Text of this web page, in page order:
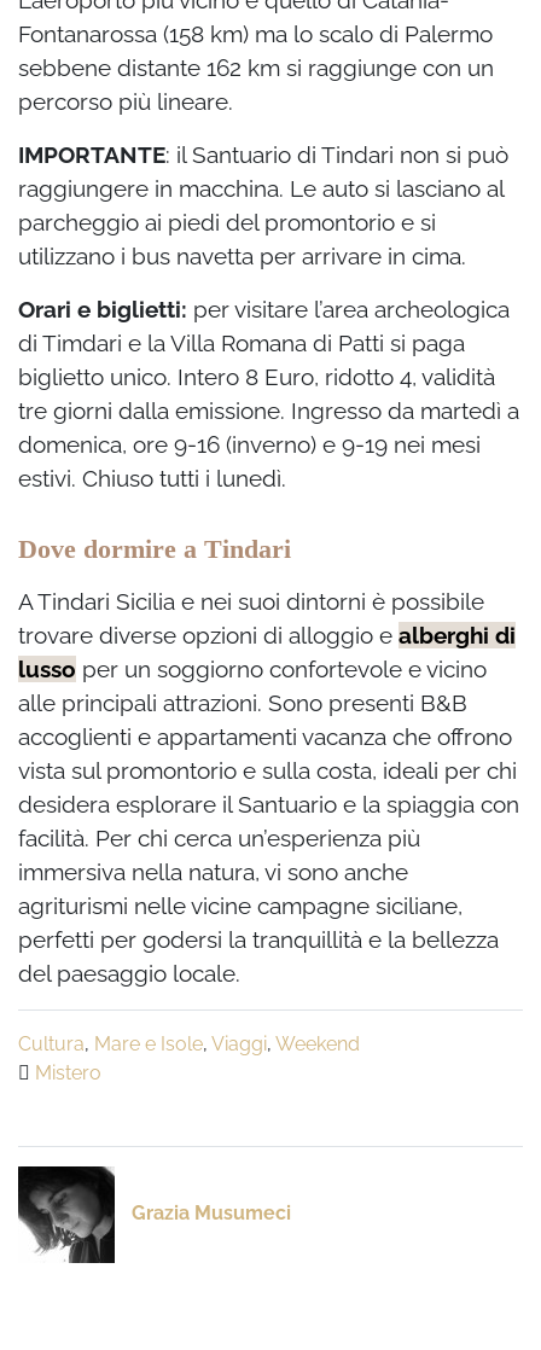
Fontanarossa (158 km) ma lo scalo di Palermo
sebbene distante 162 km si raggiunge con un
percorso più lineare.
IMPORTANTE: il Santuario di Tindari non si può
raggiungere in macchina. Le auto si lasciano al
parcheggio ai piedi del promontorio e si
utilizzano i bus navetta per arrivare in cima.
Orari e biglietti: per visitare l’area archeologica
di Timdari e la Villa Romana di Patti si paga
biglietto unico. Intero 8 Euro, ridotto 4, validità
tre giorni dalla emissione. Ingresso da martedì a
domenica, ore 9-16 (inverno) e 9-19 nei mesi
estivi. Chiuso tutti i lunedì.
Dove dormire a Tindari
A Tindari Sicilia e nei suoi dintorni è possibile
trovare diverse opzioni di alloggio e alberghi di
lusso per un soggiorno confortevole e vicino
alle principali attrazioni. Sono presenti B&B
accoglienti e appartamenti vacanza che offrono
vista sul promontorio e sulla costa, ideali per chi
desidera esplorare il Santuario e la spiaggia con
facilità. Per chi cerca un’esperienza più
immersiva nella natura, vi sono anche
agriturismi nelle vicine campagne siciliane,
perfetti per godersi la tranquillità e la bellezza
del paesaggio locale.
Cultura, Mare e Isole, Viaggi, Weekend
Mistero
Grazia Musumeci